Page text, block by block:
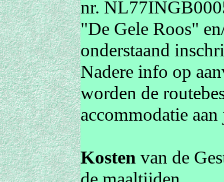
nr.
"De Gele Roos"
onderstaand
Nadere info op
worden de
accommodatie
Kosten van de